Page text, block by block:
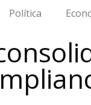
Política